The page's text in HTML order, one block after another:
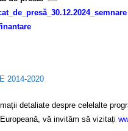
detaliate despre celelalte
vă invităm să vizitați